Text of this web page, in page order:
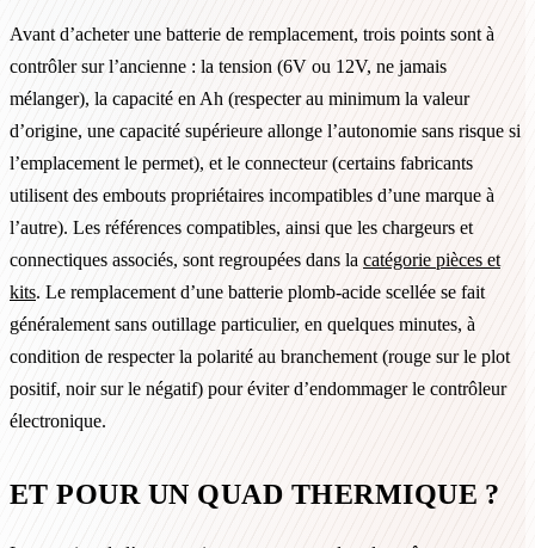
Avant d’acheter une batterie de remplacement, trois points sont à
contrôler sur l’ancienne : la tension (6V ou 12V, ne jamais
mélanger), la capacité en Ah (respecter au minimum la valeur
d’origine, une capacité supérieure allonge l’autonomie sans risque si
l’emplacement le permet), et le connecteur (certains fabricants
utilisent des embouts propriétaires incompatibles d’une marque à
l’autre). Les références compatibles, ainsi que les chargeurs et
connectiques associés, sont regroupées dans la catégorie pièces et
kits. Le remplacement d’une batterie plomb-acide scellée se fait
généralement sans outillage particulier, en quelques minutes, à
condition de respecter la polarité au branchement (rouge sur le plot
positif, noir sur le négatif) pour éviter d’endommager le contrôleur
électronique.
ET POUR UN QUAD THERMIQUE ?